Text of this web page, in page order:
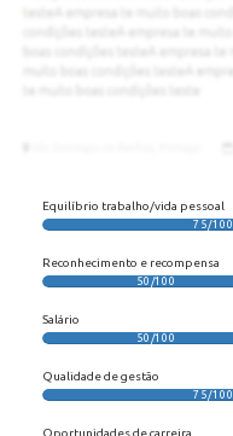
Equilíbrio trabalho/vida pessoal
75/100
Reconhecimento e recompensa
50/100
Salário
50/100
Qualidade de gestão
75/100
Oportunidades de carreira